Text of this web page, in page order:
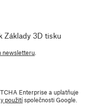
Základy 3D tisku
newsletteru
Enterprise a uplatňuje
použitíspolečnosti Google.